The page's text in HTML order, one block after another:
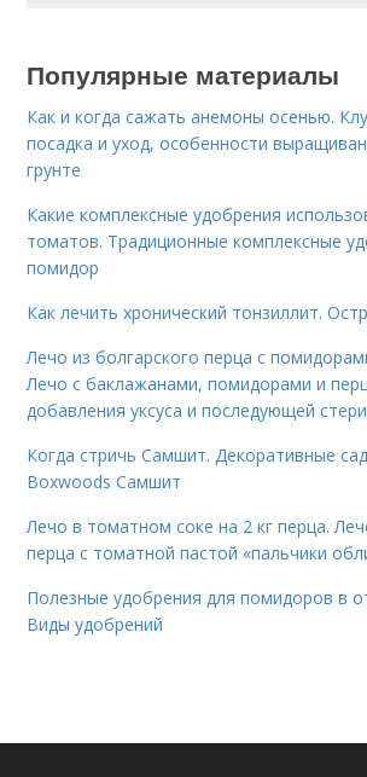
Популярные материалы
Как и когда сажать анемоны осенью.
посадка и уход, особенности
грунте
Какие комплексные удобрения
томатов. Традиционные комплексные
помидор
Как лечить хронический тонзиллит.
Лечо из болгарского перца с
Лечо с баклажанами, помидорами и
добавления уксуса и последующей
Когда стричь Самшит. Декоративные
Boxwoods Самшит
Лечо в томатном соке на 2 кг перца.
перца с томатной пастой «пальчики
Полезные удобрения для помидоров в
Виды удобрений